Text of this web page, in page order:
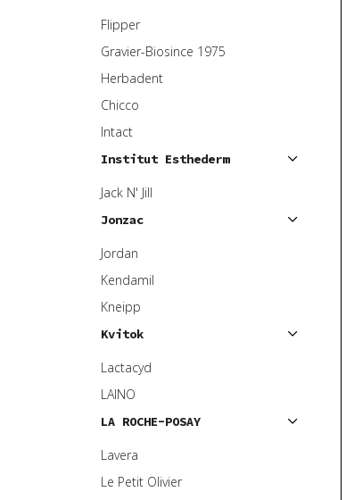
Flipper
Gravier-Biosince 1975
Herbadent
Chicco
Intact
Institut Esthederm
Jack N' Jill
Jonzac
Jordan
Kendamil
Kneipp
Kvitok
Lactacyd
LAINO
LA ROCHE-POSAY
Lavera
Le Petit Olivier